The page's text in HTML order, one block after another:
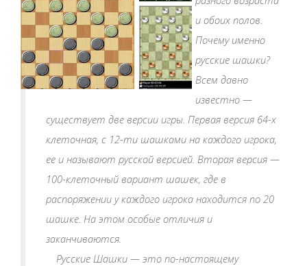
и обоих полов.
Почему именно
русские шашки?
Всем давно
известно —
существует две версии игры. Первая версия 64-х
клеточная, с 12-ти шашками на каждого игрока,
ее и называют русской версией. Вторая версия —
100-клеточный вариант шашек, где в
распоряжении у каждого игрока находится по 20
шашке. На этом особые отличия и
заканчиваются.
Русские Шашки — это по-настоящему